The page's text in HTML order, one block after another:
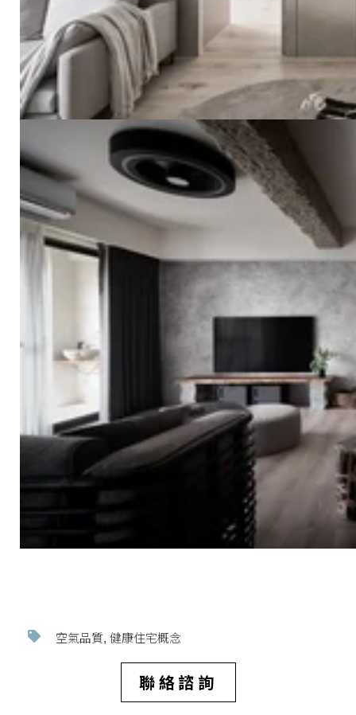
空氣品質, 健康住宅概念
聯絡諮詢